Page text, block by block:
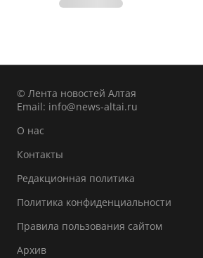
© Лента новостей Алтая
Email: info@news-altai.ru
О нас
Контакты
Редакционная политика
Политика конфиденциальности
Правила пользования сайтом
Архив